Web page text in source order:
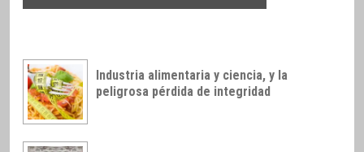
Industria alimentaria y ciencia, y la
peligrosa pérdida de integridad